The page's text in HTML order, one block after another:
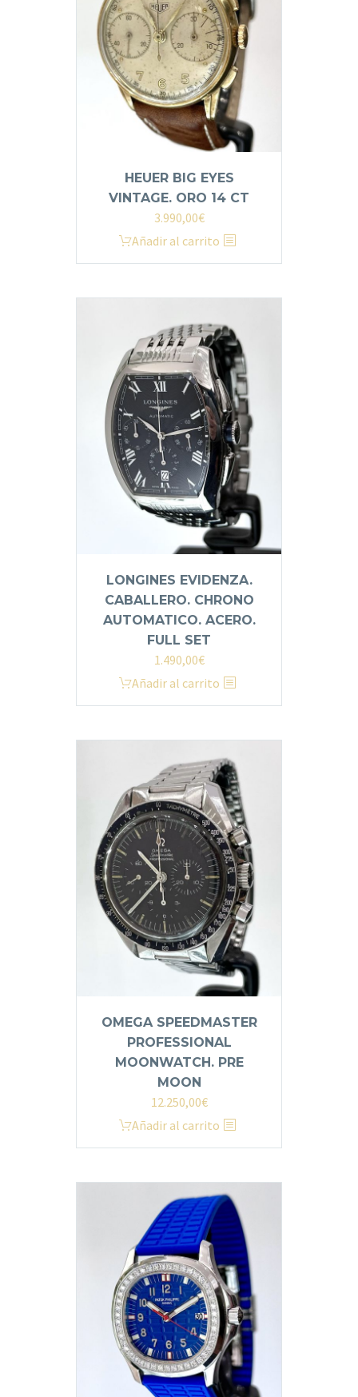
HEUER BIG EYES
VINTAGE. ORO 14 CT
3.990,00€
Añadir al carrito
LONGINES EVIDENZA.
CABALLERO. CHRONO
AUTOMATICO. ACERO.
FULL SET
1.490,00€
Añadir al carrito
OMEGA SPEEDMASTER
PROFESSIONAL
MOONWATCH. PRE
MOON
12.250,00€
Añadir al carrito